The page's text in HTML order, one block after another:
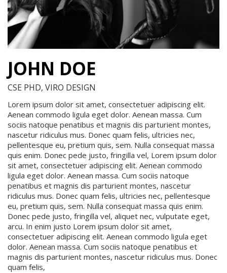
JOHN DOE
CSE PHD, VIRO DESIGN
Lorem ipsum dolor sit amet, consectetuer adipiscing elit.
Aenean commodo ligula eget dolor. Aenean massa. Cum
sociis natoque penatibus et magnis dis parturient montes,
nascetur ridiculus mus. Donec quam felis, ultricies nec,
pellentesque eu, pretium quis, sem. Nulla consequat massa
quis enim. Donec pede justo, fringilla vel, Lorem ipsum dolor
sit amet, consectetuer adipiscing elit. Aenean commodo
ligula eget dolor. Aenean massa. Cum sociis natoque
penatibus et magnis dis parturient montes, nascetur
ridiculus mus. Donec quam felis, ultricies nec, pellentesque
eu, pretium quis, sem. Nulla consequat massa quis enim.
Donec pede justo, fringilla vel, aliquet nec, vulputate eget,
arcu. In enim justo Lorem ipsum dolor sit amet,
consectetuer adipiscing elit. Aenean commodo ligula eget
dolor. Aenean massa. Cum sociis natoque penatibus et
magnis dis parturient montes, nascetur ridiculus mus. Donec
quam felis,